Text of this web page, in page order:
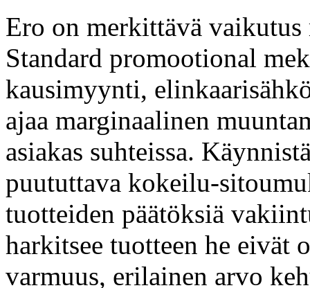
Ero on merkittävä
Standard promootional
kausimyynti,
ajaa marginaalinen
asiakas suhteissa.
puututtava kokeilu-
tuotteiden päätöksiä
harkitsee tuotteen he eivät
varmuus, erilainen arvo